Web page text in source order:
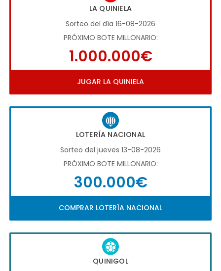
LA QUINIELA
Sorteo del día 16-08-2026
PRÓXIMO BOTE MILLONARIO:
1.000.000€
JUGAR LA QUINIELA
LOTERÍA NACIONAL
Sorteo del jueves 13-08-2026
PRÓXIMO BOTE MILLONARIO:
300.000€
COMPRAR LOTERÍA NACIONAL
QUINIGOL